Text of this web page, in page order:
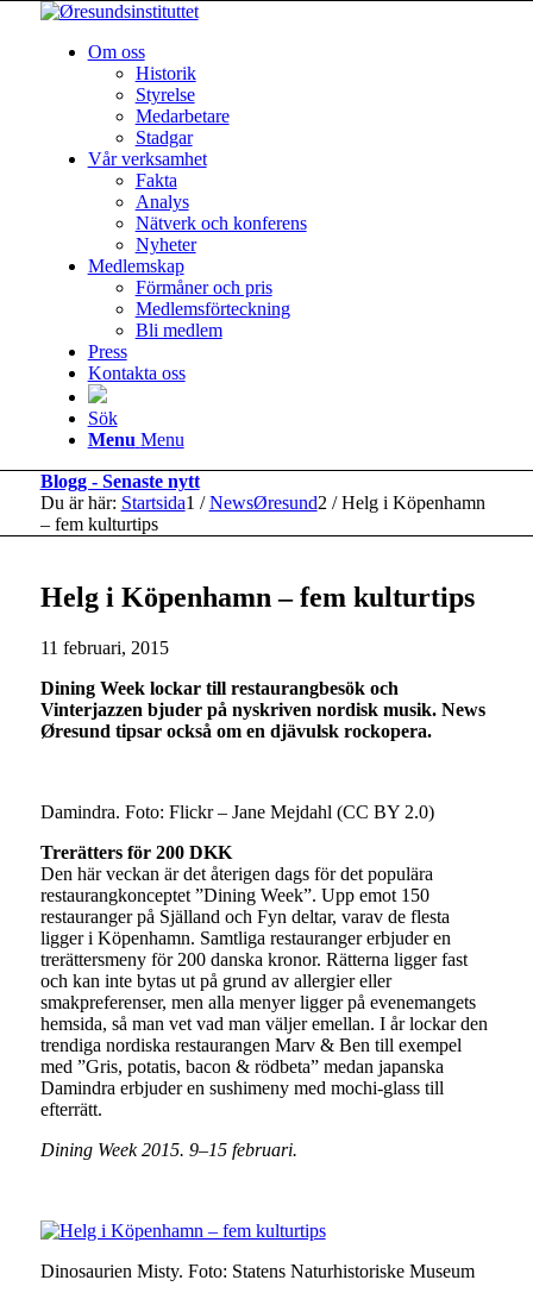
Om oss
Historik
Styrelse
Medarbetare
Stadgar
Vår verksamhet
Fakta
Analys
Nätverk och konferens
Nyheter
Medlemskap
Förmåner och pris
Medlemsförteckning
Bli medlem
Press
Kontakta oss
Sök
Menu Menu
Blogg - Senaste nytt
Du är här: Startsida1 / NewsØresund2 / Helg i Köpenhamn
– fem kulturtips
Helg i Köpenhamn – fem kulturtips
11 februari, 2015
Dining Week lockar till restaurangbesök och
Vinterjazzen bjuder på nyskriven nordisk musik. News
Øresund tipsar också om en djävulsk rockopera.
Damindra. Foto: Flickr – Jane Mejdahl (CC BY 2.0)
Trerätters för 200 DKK
Den här veckan är det återigen dags för det populära
restaurangkonceptet ”Dining Week”. Upp emot 150
restauranger på Själland och Fyn deltar, varav de flesta
ligger i Köpenhamn. Samtliga restauranger erbjuder en
trerättersmeny för 200 danska kronor. Rätterna ligger fast
och kan inte bytas ut på grund av allergier eller
smakpreferenser, men alla menyer ligger på evenemangets
hemsida, så man vet vad man väljer emellan. I år lockar den
trendiga nordiska restaurangen Marv & Ben till exempel
med ”Gris, potatis, bacon & rödbeta” medan japanska
Damindra erbjuder en sushimeny med mochi-glass till
efterrätt.
Dining Week 2015. 9–15 februari.
Dinosaurien Misty. Foto: Statens Naturhistoriske Museum